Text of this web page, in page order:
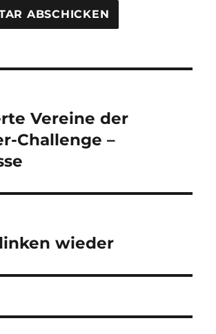
Vereine der
Challenge –
wieder